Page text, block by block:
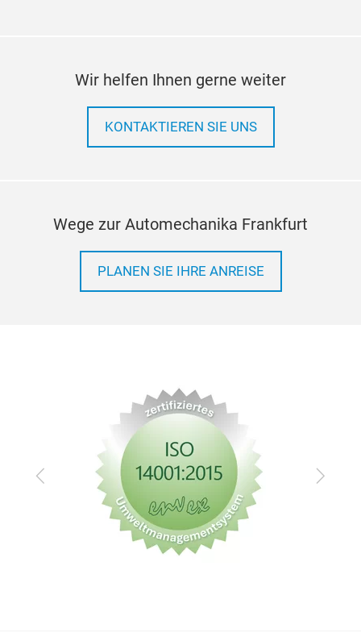
Wir helfen Ihnen gerne weiter
KONTAKTIEREN SIE UNS
Wege zur Automechanika Frankfurt
PLANEN SIE IHRE ANREISE
Zurück Vor